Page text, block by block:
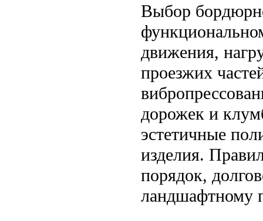
Выбор
движения,
проезжих
дорожек и
эстетичные
изделия.
порядок,
ландшафтному